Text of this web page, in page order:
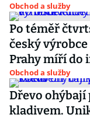
Obchod a služby
Po téměř
český
Prahy míří do
Obchod a služby
Dřevo ohýbají
kladivem.